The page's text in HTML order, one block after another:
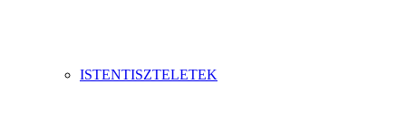
ISTENTISZTELETEK